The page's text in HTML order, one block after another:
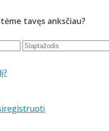
tavęs anksčiau?